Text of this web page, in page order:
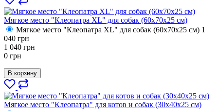
Мягкое место "Клеопатра XL" для собак (60х70х25 см)
Мягкое место "Клеопатра XL" для собак (60х70х25 см) 1
040 грн
1 040 грн
0 грн
В корзину
Мягкое место "Клеопатра" для котов и собак (30х40х25 см)